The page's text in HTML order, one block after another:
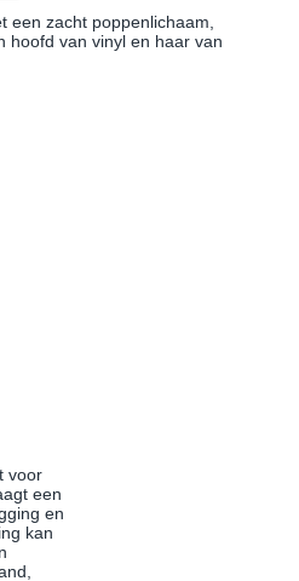
een zacht poppenlichaam,
hoofd van vinyl en haar van
voor
een
en
kan